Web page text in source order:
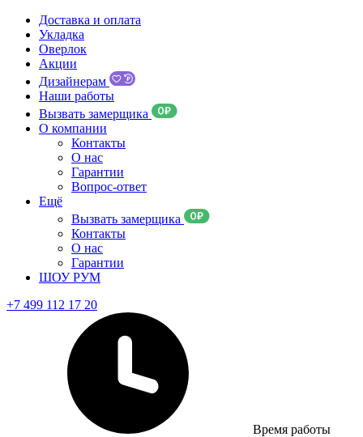
Доставка и оплата
Укладка
Оверлок
Акции
Дизайнерам
Наши работы
Вызвать замерщика
О компании
Контакты
О нас
Гарантии
Вопрос-ответ
Ещё
Вызвать замерщика
Контакты
О нас
Гарантии
ШОУ РУМ
+7 499 112 17 20
Время работы